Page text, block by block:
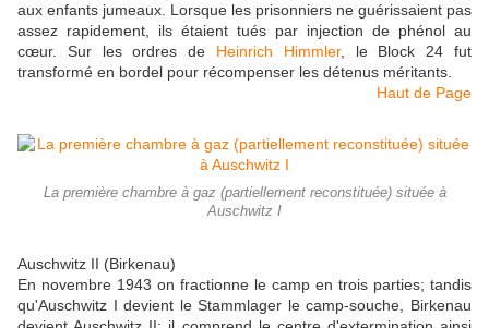
aux enfants jumeaux. Lorsque les prisonniers ne guérissaient pas
assez rapidement, ils étaient tués par injection de phénol au
cœur. Sur les ordres de Heinrich Himmler, le Block 24 fut
transformé en bordel pour récompenser les détenus méritants.
Haut de Page
La première chambre à gaz (partiellement reconstituée) située à
Auschwitz I
Auschwitz II (Birkenau)
En novembre 1943 on fractionne le camp en trois parties; tandis
qu'Auschwitz I devient le Stammlager le camp-souche, Birkenau